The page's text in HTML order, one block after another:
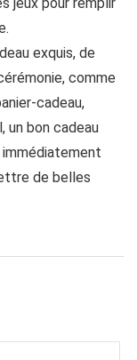
exquis, de
comme
cadeau,
un bon cadeau
de belles